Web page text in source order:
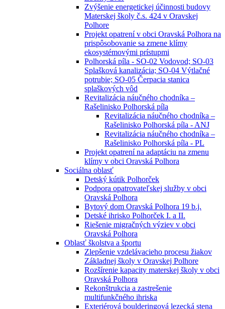
Zvýšenie energetickej účinnosti budovy
Materskej školy č.s. 424 v Oravskej
Polhore
Projekt opatrení v obci Oravská Polhora na
prispôsobovanie sa zmene klímy
ekosystémovými prístupmi
Polhorská píla - SO-02 Vodovod; SO-03
Splašková kanalizácia; SO-04 Výtlačné
potrubie; SO-05 Čerpacia stanica
splaškových vôd
Revitalizácia náučného chodníka –
Rašelinisko Polhorská píla
Revitalizácia náučného chodníka –
Rašelinisko Polhorská píla - ANJ
Revitalizácia náučného chodníka –
Rašelinisko Polhorská píla - PL
Projekt opatrení na adaptáciu na zmenu
klímy v obci Oravská Polhora
Sociálna oblasť
Detský kútik Polhorček
Podpora opatrovateľskej služby v obci
Oravská Polhora
Bytový dom Oravská Polhora 19 b.j.
Detské ihrisko Polhorček I. a II.
Riešenie migračných výziev v obci
Oravská Polhora
Oblasť školstva a športu
Zlepšenie vzdelávacieho procesu žiakov
Základnej školy v Oravskej Polhore
Rozšírenie kapacity materskej školy v obci
Oravská Polhora
Rekonštrukcia a zastrešenie
multifunkčného ihriska
Exteriérová boulderingová lezecká stena